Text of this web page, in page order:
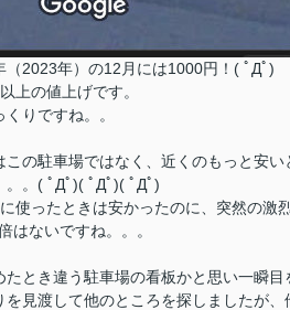
（2023年）の12月には1000円！( ﾟДﾟ)
上の値上げです。
くりですね。。
この駐車場ではなく、近くのもっと安
。。( ﾟДﾟ)( ﾟДﾟ)( ﾟДﾟ)
使ったときは安かったのに、突然の激
はないですね。。。
たとき違う駐車場の看板かと思い一瞬
を見渡して他のところを探しましたが